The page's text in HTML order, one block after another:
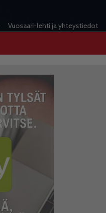
Vuosaari-lehti ja yhteystiedot